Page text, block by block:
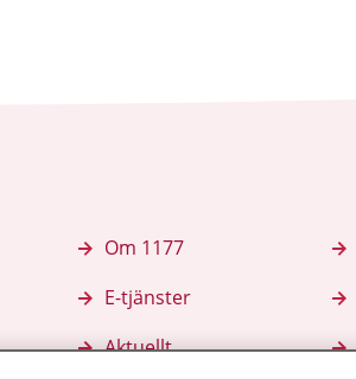
Om 1177
E-tjänster
Aktuellt